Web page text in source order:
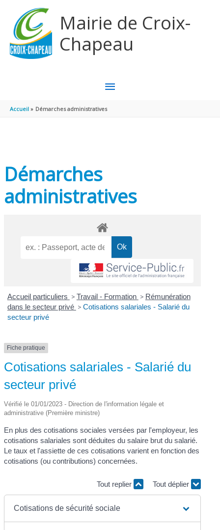
Mairie de Croix-
Chapeau
MENU
PRINCIPAL
Accueil Démarches administratives
Démarches
administratives
Accueil particuliers > Travail - Formation > Rémunération
dans le secteur privé > Cotisations salariales - Salarié du
secteur privé
Fiche pratique
Cotisations salariales - Salarié du
secteur privé
Vérifié le 01/01/2023 - Direction de l'information légale et
administrative (Première ministre)
En plus des cotisations sociales versées par l'employeur, les
cotisations salariales sont déduites du salaire brut du salarié.
Le taux et l'assiette de ces cotisations varient en fonction des
cotisations (ou contributions) concernées.
Tout replier Tout déplier
Cotisations de sécurité sociale